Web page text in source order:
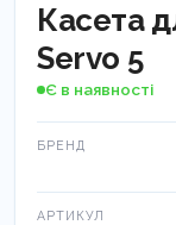
Касета
Servo 5
Є в наявності
БРЕНД
АРТИКУЛ